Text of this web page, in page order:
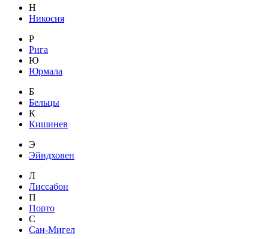
Н
Никосия
Р
Рига
Ю
Юрмала
Б
Бельцы
К
Кишинев
Э
Эйндховен
Л
Лиссабон
П
Порто
С
Сан-Мигел